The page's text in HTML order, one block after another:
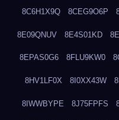
8C6H1X9Q 8CEG9O6P
8E09QNUV 8E4S01KD
8EPAS0G6 8FLU9KW0
8HV1LF0X 8I0XX43W
8IWWBYPE 8J75FPFS